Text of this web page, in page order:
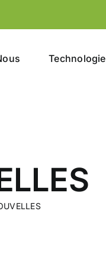
Technologie